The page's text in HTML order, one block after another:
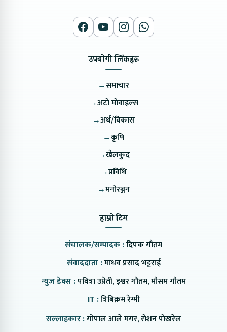
उपयोगी लिंकहरु
→समाचार
→अटो मोवाइल्स
→अर्थ/विकास
→कृषि
→खेलकुद
→प्रविधि
→मनोरञ्जन
हाम्रो टिम
संचालक/सम्पादक :दिपक गौतम
संवाददाता :माधव प्रसाद भट्टराई
न्युज डेक्स :पवित्रा उप्रेती, इश्वर गौतम, मौसम गौतम
IT :त्रिबिक्रम रेग्मी
सल्लाहकार :गोपाल आले मगर, रोशन पोखरेल